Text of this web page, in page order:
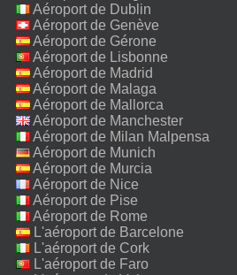
Aéroport de Dublin
Aéroport de Genève
Aéroport de Gérone
Aéroport de Lisbonne
Aéroport de Madrid
Aéroport de Malaga
Aéroport de Mallorca
Aéroport de Manchester
Aéroport de Milan Malpensa
Aéroport de Munich
Aéroport de Murcia
Aéroport de Nice
Aéroport de Pise
Aéroport de Rome
Fiumicino
L'aéroport de Barcelone
L'aéroport de Cork
L'aéroport de Faro